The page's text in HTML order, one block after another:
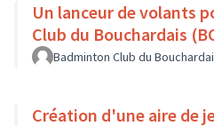
Un lanceur de volants
Club du Bouchardais
Badminton Club du
Création d'une aire de